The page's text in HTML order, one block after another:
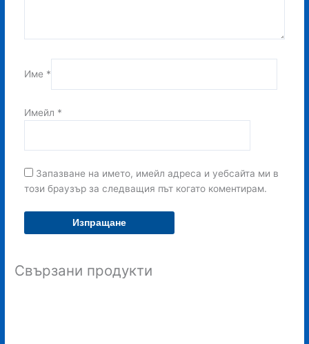
Име *
Имейл *
Запазване на името, имейл адреса и уебсайта ми в
този браузър за следващия път когато коментирам.
Свързани продукти